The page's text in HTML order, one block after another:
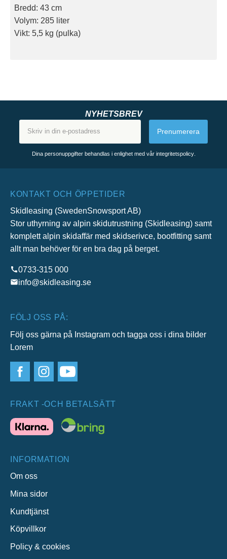
Bredd: 43 cm
Volym: 285 liter
Vikt: 5,5 kg (pulka)
NYHETSBREV
Prenumerera
Dina personuppgifter behandlas i enlighet med vår integritetspolicy.
KONTAKT OCH ÖPPETIDER
Skidleasing (SwedenSnowsport AB)
Stor uthyrning av alpin skidutrustning (Skidleasing) samt
komplett alpin skidaffär med skidserivce, bootfitting samt
allt man behöver för en bra dag på berget.
0733-315 000
info@skidleasing.se
FÖLJ OSS PÅ:
Följ oss gärna på Instagram och tagga oss i dina bilder
Lorem
FRAKT -OCH BETALSÄTT
INFORMATION
Om oss
Mina sidor
Kundtjänst
Köpvillkor
Policy & cookies